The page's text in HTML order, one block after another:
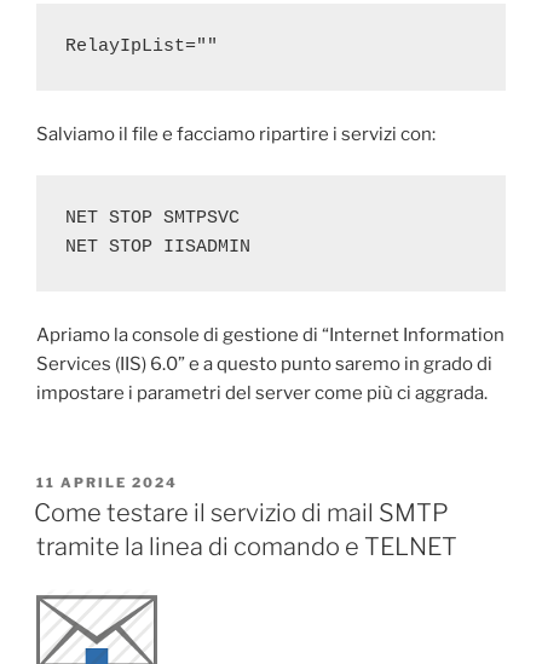
RelayIpList=""
Salviamo il file e facciamo ripartire i servizi con:
NET STOP SMTPSVC
NET STOP IISADMIN
Apriamo la console di gestione di “Internet Information
Services (IIS) 6.0” e a questo punto saremo in grado di
impostare i parametri del server come più ci aggrada.
PUBBLICATO
IL
11 APRILE 2024
Come testare il servizio di mail SMTP
tramite la linea di comando e TELNET